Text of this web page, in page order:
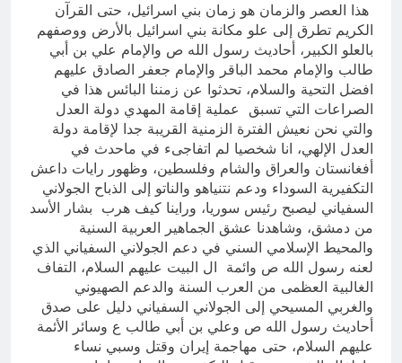
هذا العصر والزمان هو زمان بني اسرائيل، حتى القرآن
الكريم تطرق إلى علو مكانة بني اسرائيل بالأرض ووصفهم
بالعلو الكبير، أحاديث رسول الله ص والإمام علي بن أبي
طالب والإمام محمد الباقر والإمام جعفر الصادق عليهم
افضل التحية والسلام، تحدثوا عن زمننا البائس هذا في
الصراعات التي تسبق عملية إقامة المهدي دولة العدل
والتي نحن نعيش الفترة الزمنية القريبة جدا لإقامة دولة
العدل الإلهي، انا شخصيا لم اتفاجىء في ماحدث في
أفغانستان والعراق والشام وفلسطين، وظهور رايات داعش
التكفيرية السوداء ودعم نتنياهو والناتو إلى الذباح الجولاني
السفياني ليصبح رئيس سوريا، وراينا كيف هرب بشار الأسد
من دمشق، وشاهدنا عشق الجماهير العربية السنية
والمحيط الإسلامي السني في دعم الجولاني السفياني الذي
لعنه رسول الله ص وائمة ال البيت عليهم السلام، التفاف
الغالبية العظمى من العرب السنة والدعم الصهيوني
والغربي المسيحي إلى الجولاني السفياني دليل على صدق
أحاديث رسول الله ص وعلي بن أبي طالب ع وسائر الأئمة
عليهم السلام، حتى مهاجمة إيران وقتل وسبي نساء